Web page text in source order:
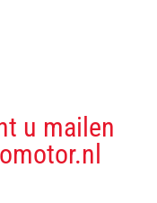
u mailen